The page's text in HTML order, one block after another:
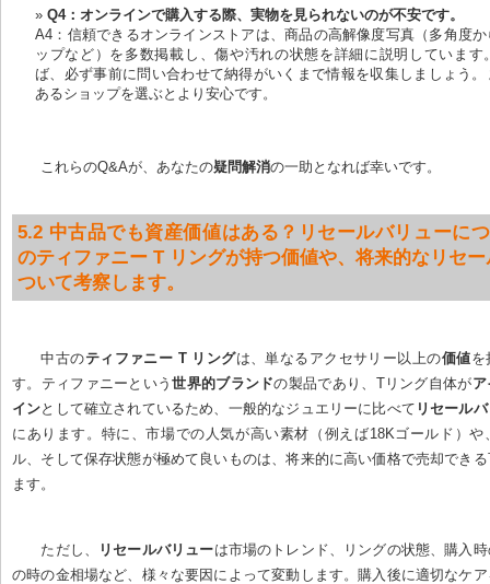
Q4：オンラインで購入する際、実物を見られないのが不安です。
A4：信頼できるオンラインストアは、商品の高解像度写真（多角度
ップなど）を多数掲載し、傷や汚れの状態を詳細に説明しています
ば、必ず事前に問い合わせて納得がいくまで情報を収集しましょう
あるショップを選ぶとより安心です。
これらのQ&Aが、あなたの疑問解消の一助となれば幸いです。
5.2 中古品でも資産価値はある？リセールバリューに
のティファニー T リングが持つ価値や、将来的なリセ
ついて考察します。
中古のティファニー T リングは、単なるアクセサリー以上の価値を
す。ティファニーという世界的ブランドの製品であり、Tリング自体が
インとして確立されているため、一般的なジュエリーに比べて リセール
にあります。特に、市場での人気が高い素材（例えば18Kゴールド）や
ル、そして保存状態が極めて良いものは、将来的に高い価格で売却でき
ます。
ただし、 リセールバリューは市場のトレンド、リングの状態、購入
の時の金相場など、様々な要因によって変動します。購入後に適切なケ